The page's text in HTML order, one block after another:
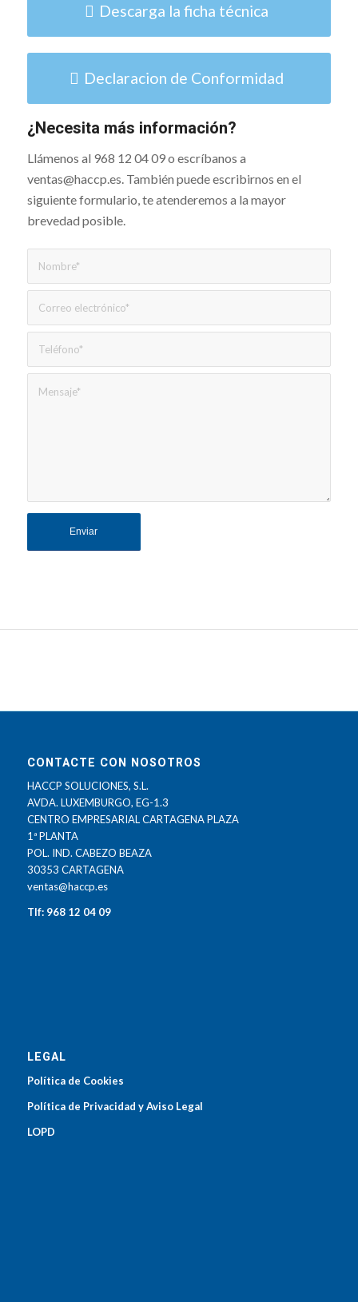
Descarga la ficha técnica
Declaracion de Conformidad
¿Necesita más información?
Llámenos al 968 12 04 09 o escríbanos a
ventas@haccp.es. También puede escribirnos en el
siguiente formulario, te atenderemos a la mayor
brevedad posible.
CONTACTE CON NOSOTROS
HACCP SOLUCIONES, S.L.
AVDA. LUXEMBURGO, EG-1.3
CENTRO EMPRESARIAL CARTAGENA PLAZA
1ª PLANTA
POL. IND. CABEZO BEAZA
30353 CARTAGENA
ventas@haccp.es
Tlf: 968 12 04 09
LEGAL
Política de Cookies
Política de Privacidad y Aviso Legal
LOPD